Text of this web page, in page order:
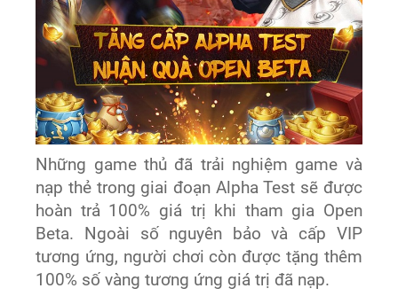
Những game thủ đã trải nghiệm game và
nạp thẻ trong giai đoạn Alpha Test sẽ được
hoàn trả 100% giá trị khi tham gia Open
Beta. Ngoài số nguyên bảo và cấp VIP
tương ứng, người chơi còn được tặng thêm
100% số vàng tương ứng giá trị đã nạp.